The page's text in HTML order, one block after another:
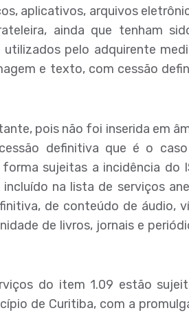
aplicativos, arquivos
ainda que tenham
pelo adquirente
e texto, com cessão
pois não foi inserida em
definitiva que é o
sujeitas a incidência do
na lista de serviços
de conteúdo de áudio,
de livros, jornais e
do item 1.09 estão
de Curitiba, com a